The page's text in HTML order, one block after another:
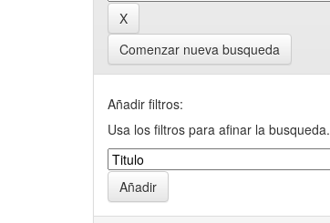
Comenzar nueva busqueda
Añadir filtros:
Usa los filtros para afinar la busqueda.